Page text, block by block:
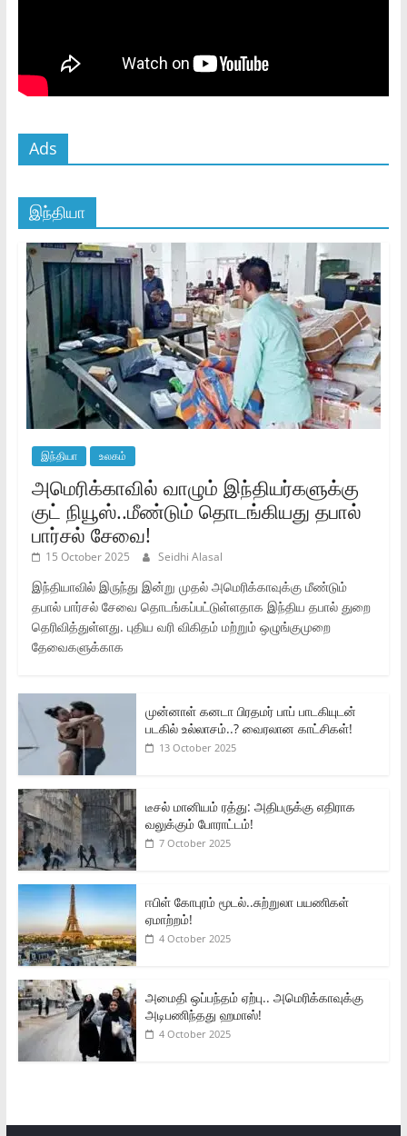
Ads
இந்தியா
இந்தியா உலகம்
அமெரிக்காவில் வாழும் இந்தியர்களுக்கு
குட் நியூஸ்..மீண்டும் தொடங்கியது தபால்
பார்சல் சேவை!
15 October 2025 Seidhi Alasal
இந்தியாவில் இருந்து இன்று முதல் அமெரிக்காவுக்கு மீண்டும்
தபால் பார்சல் சேவை தொடங்கப்பட்டுள்ளதாக இந்திய தபால் துறை
தெரிவித்துள்ளது. புதிய வரி விகிதம் மற்றும் ஒழுங்குமுறை
தேவைகளுக்காக
முன்னாள் கனடா பிரதமர் பாப் பாடகியுடன்
படகில் உல்லாசம்..? வைரலான காட்சிகள்!
13 October 2025
டீசல் மானியம் ரத்து: அதிபருக்கு எதிராக
வலுக்கும் போராட்டம்!
7 October 2025
ஈபிள் கோபுரம் மூடல்..சுற்றுலா பயணிகள்
ஏமாற்றம்!
4 October 2025
அமைதி ஒப்பந்தம் ஏற்பு.. அமெரிக்காவுக்கு
அடிபணிந்தது ஹமாஸ்!
4 October 2025